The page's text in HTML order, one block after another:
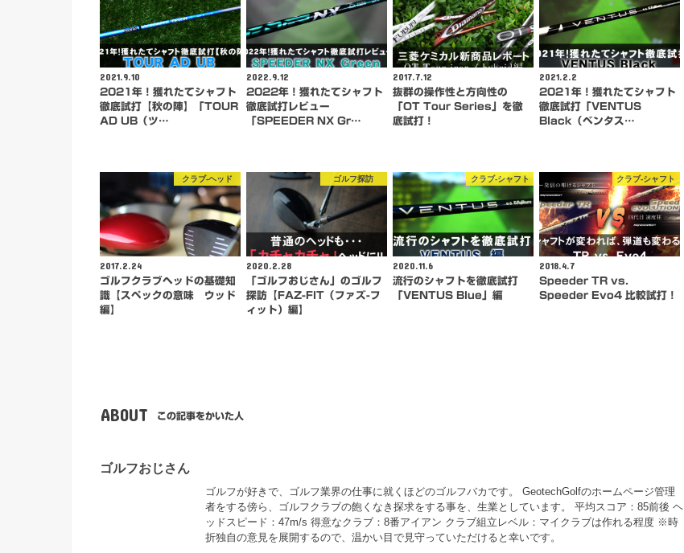
2021.9.10
2021年！獲れたてシャフト
徹底試打【秋の陣】「TOUR
AD UB（ツ…
2022.9.12
2022年！獲れたてシャフト
徹底試打レビュー
「SPEEDER NX Gr…
2017.7.12
抜群の操作性と方向性の
「OT Tour Series」を徹
底試打！
2021.2.2
2021年！獲れたてシャフト
徹底試打「VENTUS
Black（ベンタス…
クラブ-ヘッド
2017.2.24
ゴルフクラブヘッドの基礎知
識【スペックの意味 ウッド
編】
ゴルフ探訪
2020.2.28
「ゴルフおじさん」のゴルフ
探訪【FAZ-FIT（ファズ-フ
ィット）編】
クラブ-シャフト
2020.11.6
流行のシャフトを徹底試打
「VENTUS Blue」編
クラブ-シャフト
2018.4.7
Speeder TR vs.
Speeder Evo4 比較試打！
ABOUT この記事をかいた人
ゴルフおじさん
ゴルフが好きで、ゴルフ業界の仕事に就くほどのゴルフバカです。 GeotechGolfのホームページ管理
者をする傍ら、ゴルフクラブの飽くなき探求をする事を、生業としています。 平均スコア：85前後 ヘ
ッドスピード：47m/s 得意なクラブ：8番アイアン クラブ組立レベル：マイクラブは作れる程度 ※時
折独自の意見を展開するので、温かい目で見守っていただけると幸いです。